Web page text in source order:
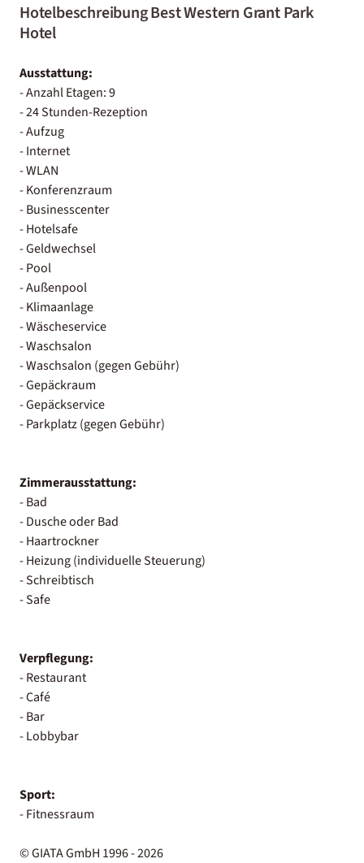
Hotelbeschreibung Best Western Grant Park
Hotel
Ausstattung:
- Anzahl Etagen: 9
- 24 Stunden-Rezeption
- Aufzug
- Internet
- WLAN
- Konferenzraum
- Businesscenter
- Hotelsafe
- Geldwechsel
- Pool
- Außenpool
- Klimaanlage
- Wäscheservice
- Waschsalon
- Waschsalon (gegen Gebühr)
- Gepäckraum
- Gepäckservice
- Parkplatz (gegen Gebühr)
Zimmerausstattung:
- Bad
- Dusche oder Bad
- Haartrockner
- Heizung (individuelle Steuerung)
- Schreibtisch
- Safe
Verpflegung:
- Restaurant
- Café
- Bar
- Lobbybar
Sport:
- Fitnessraum
© GIATA GmbH 1996 - 2026